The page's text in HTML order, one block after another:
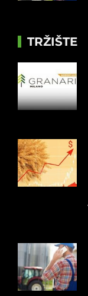
TRŽIŠTE